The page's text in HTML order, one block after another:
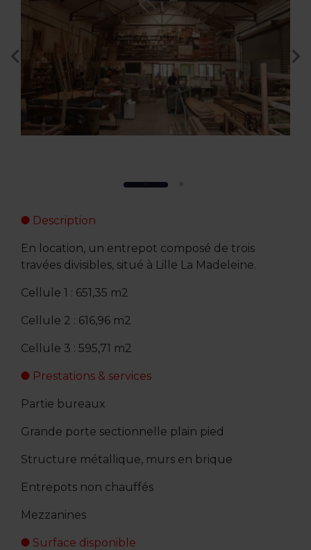
Description
En location, un entrepot composé de trois
travées divisibles, situé à Lille La Madeleine.
Cellule 1 : 651,35 m2
Cellule 2 : 616,96 m2
Cellule 3 : 595,71 m2
Prestations & services
Partie bureaux
Grande porte sectionnelle plain pied
Structure métallique, murs en brique
Entrepots non chauffés
Mezzanines
Surface disponible